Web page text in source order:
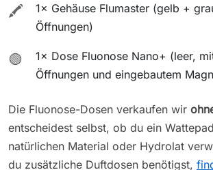
🖍️
1× Gehäuse Flumaster (gelb +
Öffnungen)
🟢
1× Dose Fluonose Nano+ (leer,
Öffnungen und eingebautem
Die Fluonose-Dosen verkaufen wir
entscheidest selbst, ob du ein
natürlichen Material oder Hydrolat
du zusätzliche Duftdosen benötigst,